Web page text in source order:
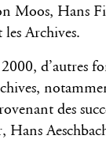
Moos, Hans
Archives.
2000, d’autres
des
Hans